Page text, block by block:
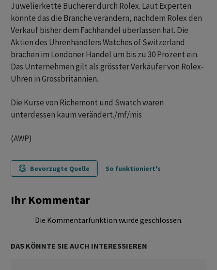
Juwelierkette Bucherer durch Rolex. Laut Experten
könnte das die Branche verändern, nachdem Rolex den
Verkauf bisher dem Fachhandel überlassen hat. Die
Aktien des Uhrenhändlers Watches of Switzerland
brachen im Londoner Handel um bis zu 30 Prozent ein.
Das Unternehmen gilt als grösster Verkäufer von Rolex-
Uhren in Grossbritannien.
Die Kurse von Richemont und Swatch waren
unterdessen kaum verändert./mf/mis
(AWP)
Bevorzugte Quelle So funktioniert's
Ihr Kommentar
Die Kommentarfunktion wurde geschlossen.
DAS KÖNNTE SIE AUCH INTERESSIEREN